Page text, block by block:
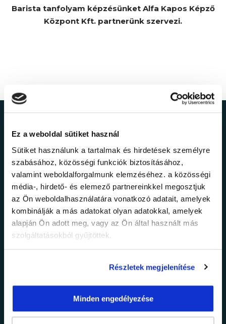
Ez a weboldal sütiket használ
Sütiket használunk a tartalmak és hirdetések személyre
szabásához, közösségi funkciók biztosításához,
valamint weboldalforgalmunk elemzéséhez. a közösségi
média-, hirdető- és elemező partnereinkkel megosztjuk
az Ön weboldalhasználatára vonatkozó adatait, amelyek
kombinálják a más adatokat olyan adatokkal, amelyek
alapján Ön adott meg, vagy az Ön által használt más
szolgáltatásokból gyűjtöttek.
Részletek megjelenítése
Minden engedélyezése
Barista tanfolyam képzésünket Alfa Kapos Képző
Központ Kft. partnerünk szervezi.
Ne maradj le a
legfrissebb
információkról!
Értesülj elsőként legújabb tanfolyamainkról,
legfrissebb híreinkről és időszakos
promócióinkról.